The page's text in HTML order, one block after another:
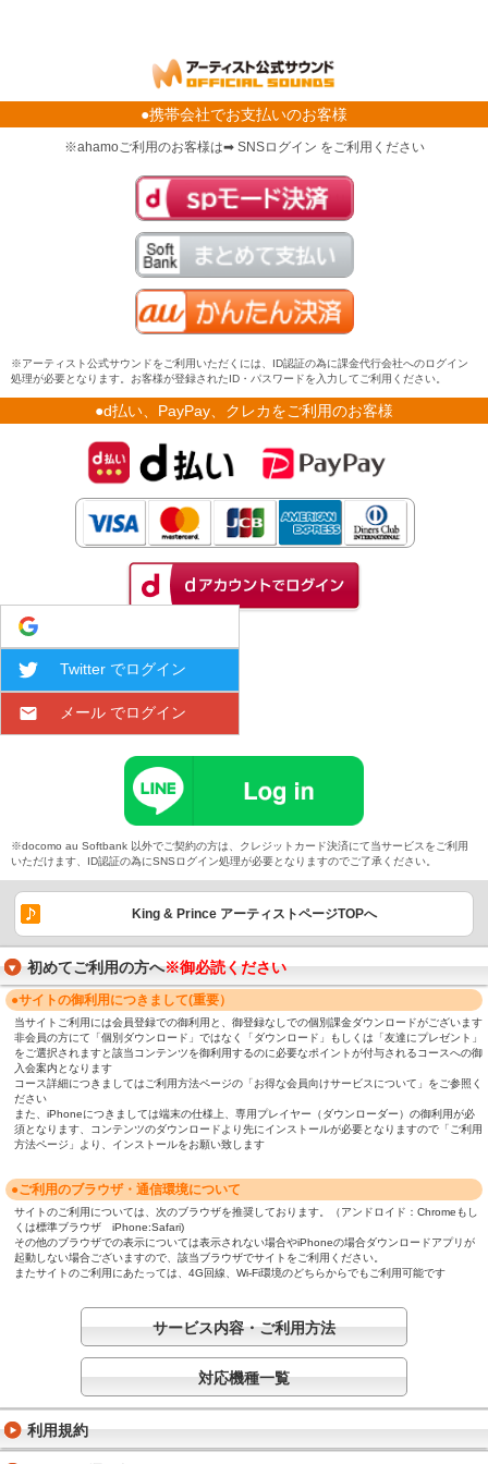
●携帯会社でお支払いのお客様
※ahamoご利用のお客様は➡ SNSログイン をご利用ください
※アーティスト公式サウンドをご利用いただくには、ID認証の為に課金代行会社へのログイン
処理が必要となります。お客様が登録されたID・パスワードを入力してご利用ください。
●d払い、PayPay、クレカをご利用のお客様
Twitter でログイン
メール でログイン
※docomo au Softbank 以外でご契約の方は、クレジットカード決済にて当サービスをご利用
いただけます、ID認証の為にSNSログイン処理が必要となりますのでご了承ください。
King & Prince アーティストページTOPへ
初めてご利用の方へ※御必読ください
●サイトの御利用につきまして(重要）
当サイトご利用には会員登録での御利用と、御登録なしでの個別課金ダウンロードがございます
非会員の方にて「個別ダウンロード」ではなく「ダウンロード」もしくは「友達にプレゼント」
をご選択されますと該当コンテンツを御利用するのに必要なポイントが付与されるコースへの御
入会案内となります
コース詳細につきましてはご利用方法ページの「お得な会員向けサービスについて」をご参照く
ださい
また、iPhoneにつきましては端末の仕様上、専用プレイヤー（ダウンローダー）の御利用が必
須となります、コンテンツのダウンロードより先にインストールが必要となりますので「ご利用
方法ページ」より、インストールをお願い致します
●ご利用のブラウザ・通信環境について
サイトのご利用については、次のブラウザを推奨しております。（アンドロイド：Chromeもし
くは標準ブラウザ iPhone:Safari)
その他のブラウザでの表示については表示されない場合やiPhoneの場合ダウンロードアプリが
起動しない場合ございますので、該当ブラウザでサイトをご利用ください。
またサイトのご利用にあたっては、4G回線、Wi-Fi環境のどちらからでもご利用可能です
サービス内容・ご利用方法
対応機種一覧
利用規約